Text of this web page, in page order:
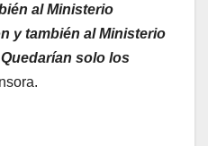
al Ministerio
y también al Ministerio
solo los